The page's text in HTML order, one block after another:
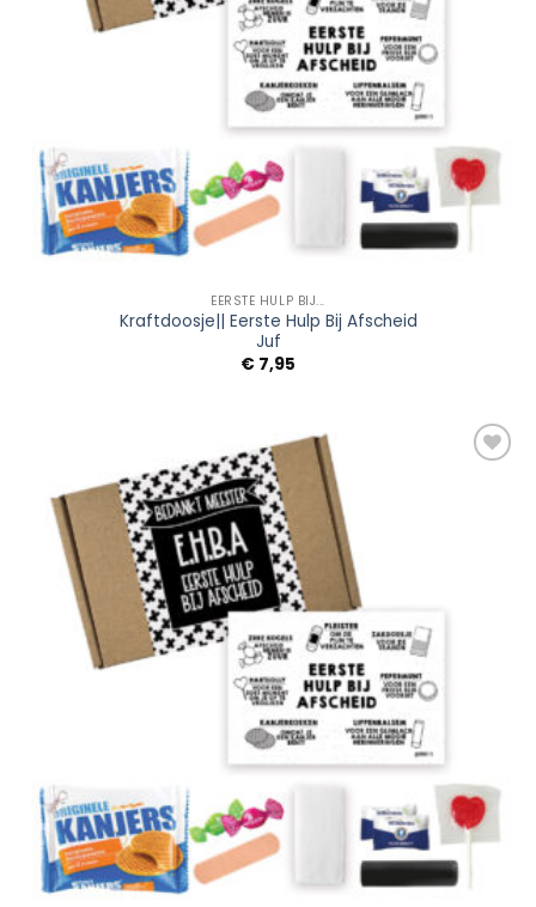
EERSTE HULP BIJ...
Kraftdoosje|| Eerste Hulp Bij Afscheid
Juf
€ 7,95